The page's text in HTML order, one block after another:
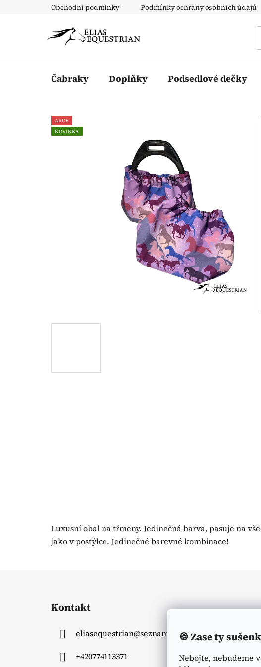
🍪Zase ty
Nebojte, nebudeme
Obchodní podmínky Podmínky ochrany osobních údajů
Čabraky Doplňky Podsedlové dečky
AKCE
NOVINKA
Luxusní obal na třmeny. Jedinečná barva, pasuje na
jako v postýlce. Jedinečné barevné kombinace!
Kontakt
eliasequestrian@seznam.cz
+420774113371